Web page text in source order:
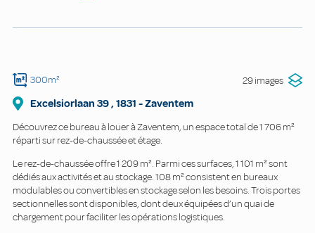
300m² 29 images
Excelsiorlaan 39, 1831 -Zaventem
Découvrez ce bureau à louer à Zaventem, un espace total de 1 706 m²
réparti sur rez-de-chaussée et étage.
Le rez-de-chaussée offre 1 209 m². Parmi ces surfaces, 1 101 m² sont
dédiés aux activités et au stockage. 108 m² consistent en bureaux
modulables ou convertibles en stockage selon les besoins. Trois portes
sectionnelles sont disponibles, dont deux équipées d’un quai de
chargement pour faciliter les opérations logistiques.